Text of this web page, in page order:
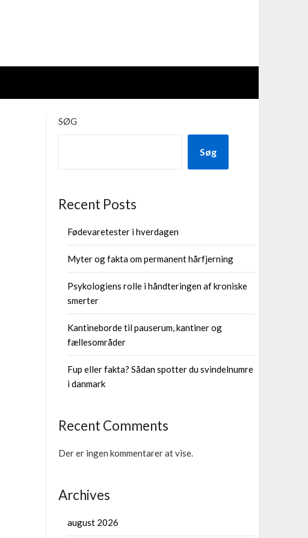
SØG
Søg
Recent Posts
Fødevaretester i hverdagen
Myter og fakta om permanent hårfjerning
Psykologiens rolle i håndteringen af kroniske
smerter
Kantineborde til pauserum, kantiner og
fællesområder
Fup eller fakta? Sådan spotter du svindelnumre
i danmark
Recent Comments
Der er ingen kommentarer at vise.
Archives
august 2026